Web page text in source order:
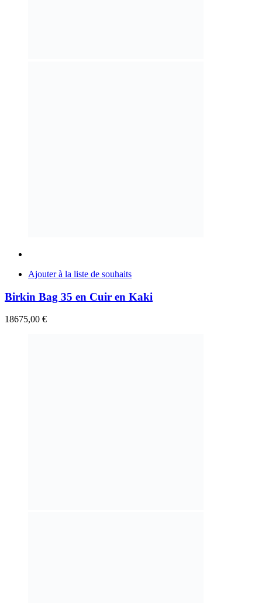
Ajouter à la liste de souhaits
Birkin Bag 35 en Cuir en Kaki
18675,00 €